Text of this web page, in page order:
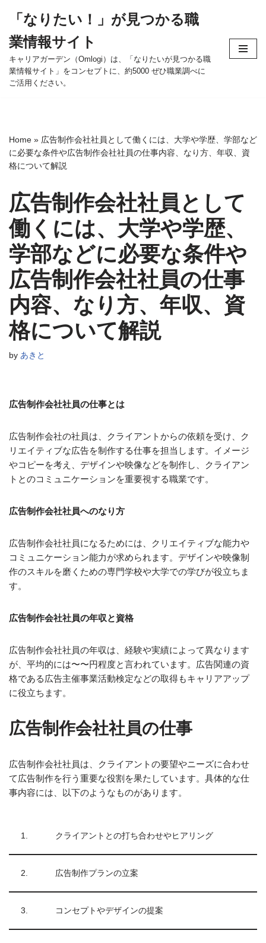
ン
テ
ン
ツ
ッ
プ
「なりたい！」が見つかる職
業情報サイト
キャリアガーデン（Omlogi）は、「なりたいが見つかる職
業情報サイト」をコンセプトに、約5000 ぜひ職業調べに
ご活用ください。
Home » 広告制作会社社員として働くには、大学や学歴、学部など
に必要な条件や広告制作会社社員の仕事内容、なり方、年収、資
格について解説
広告制作会社社員として
働くには、大学や学歴、
学部などに必要な条件や
広告制作会社社員の仕事
内容、なり方、年収、資
格について解説
by あきと
広告制作会社社員の仕事とは
広告制作会社の社員は、クライアントからの依頼を受け、ク
リエイティブな広告を制作する仕事を担当します。イメージ
やコピーを考え、デザインや映像などを制作し、クライアン
トとのコミュニケーションを重要視する職業です。
広告制作会社社員へのなり方
広告制作会社社員になるためには、クリエイティブな能力や
コミュニケーション能力が求められます。デザインや映像制
作のスキルを磨くための専門学校や大学での学びが役立ちま
す。
広告制作会社社員の年収と資格
広告制作会社社員の年収は、経験や実績によって異なります
が、平均的には〜〜円程度と言われています。広告関連の資
格である広告主催事業活動検定などの取得もキャリアアップ
に役立ちます。
広告制作会社社員の仕事
広告制作会社社員は、クライアントの要望やニーズに合わせ
て広告制作を行う重要な役割を果たしています。具体的な仕
事内容には、以下のようなものがあります。
1. クライアントとの打ち合わせやヒアリング
2. 広告制作プランの立案
3. コンセプトやデザインの提案